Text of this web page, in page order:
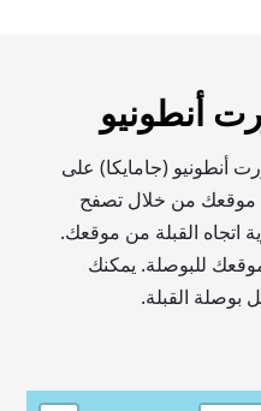
أنطونيو
أنطونيو (جامايكا) على
موقعك من خلال تصفح
اتجاه القبلة من موقعك.
للبوصلة. يمكنك
بوصلة القبلة.